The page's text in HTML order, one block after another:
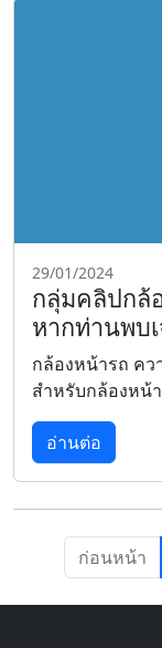
29/01/2024
กลุ่มคลิปกล้
หากท่านพบ
กล้องหน้ารถ คว
สำหรับกล้องหน้
อ่านต่อ
ก่อนหน้า